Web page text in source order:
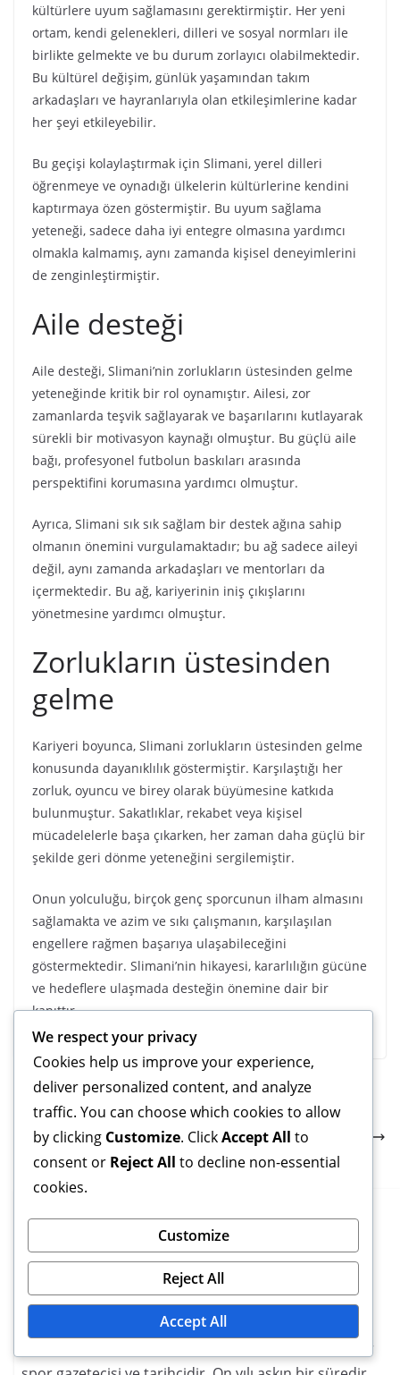
kültürlere uyum sağlamasını gerektirmiştir. Her yeni
ortam, kendi gelenekleri, dilleri ve sosyal normları ile
birlikte gelmekte ve bu durum zorlayıcı olabilmektedir.
Bu kültürel değişim, günlük yaşamından takım
arkadaşları ve hayranlarıyla olan etkileşimlerine kadar
her şeyi etkileyebilir.
Bu geçişi kolaylaştırmak için Slimani, yerel dilleri
öğrenmeye ve oynadığı ülkelerin kültürlerine kendini
kaptırmaya özen göstermiştir. Bu uyum sağlama
yeteneği, sadece daha iyi entegre olmasına yardımcı
olmakla kalmamış, aynı zamanda kişisel deneyimlerini
de zenginleştirmiştir.
Aile desteği
Aile desteği, Slimani’nin zorlukların üstesinden gelme
yeteneğinde kritik bir rol oynamıştır. Ailesi, zor
zamanlarda teşvik sağlayarak ve başarılarını kutlayarak
sürekli bir motivasyon kaynağı olmuştur. Bu güçlü aile
bağı, profesyonel futbolun baskıları arasında
perspektifini korumasına yardımcı olmuştur.
Ayrıca, Slimani sık sık sağlam bir destek ağına sahip
olmanın önemini vurgulamaktadır; bu ağ sadece aileyi
değil, aynı zamanda arkadaşları ve mentorları da
içermektedir. Bu ağ, kariyerinin iniş çıkışlarını
yönetmesine yardımcı olmuştur.
Zorlukların üstesinden
gelme
Kariyeri boyunca, Slimani zorlukların üstesinden gelme
konusunda dayanıklılık göstermiştir. Karşılaştığı her
zorluk, oyuncu ve birey olarak büyümesine katkıda
bulunmuştur. Sakatlıklar, rekabet veya kişisel
mücadelelerle başa çıkarken, her zaman daha güçlü bir
şekilde geri dönme yeteneğini sergilemiştir.
Onun yolculuğu, birçok genç sporcunun ilham almasını
sağlamakta ve azim ve sıkı çalışmanın, karşılaşılan
engellere rağmen başarıya ulaşabileceğini
göstermektedir. Slimani’nin hikayesi, kararlılığın gücüne
ve hedeflere ulaşmada desteğin önemine dair bir
kanıttır.
Farid Boulaya: Biyografi, Çocukluk, Erken Etkiler
başarıları, Dikkate değer performanslar
Malik Benali
Malik Benali, Cezayir futboluna odaklanan tutkulu bir
We respect your privacy
Cookies help us improve your experience,
deliver personalized content, and analyze
traffic. You can choose which cookies to allow
by clicking Customize. ClickAccept All to
consent or Reject All to decline non-essential
cookies.
Customize
Reject All
Accept All